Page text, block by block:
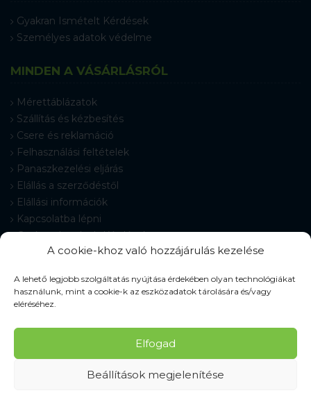
A cookie-khoz való hozzájárulás kezelése
A lehető legjobb szolgáltatás nyújtása érdekében olyan technológiákat
használunk, mint a cookie-k az eszközadatok tárolására és/vagy
eléréséhez.
Elfogad
Beállítások megjelenítése
Gyakran Ismételt Kérdések
Személyes adatok védelme
MINDEN A VÁSÁRLÁSRÓL
Mérettáblázatok
Szállítás és kézbesítés
Csere és reklamáció
Felhasználási feltételek
Panaszkezelési eljárás
Elállás a szerződéstől
Elállási információk
Kapcsolatba lépni
Gyakran Ismételt Kérdések
Cookie-beállítások